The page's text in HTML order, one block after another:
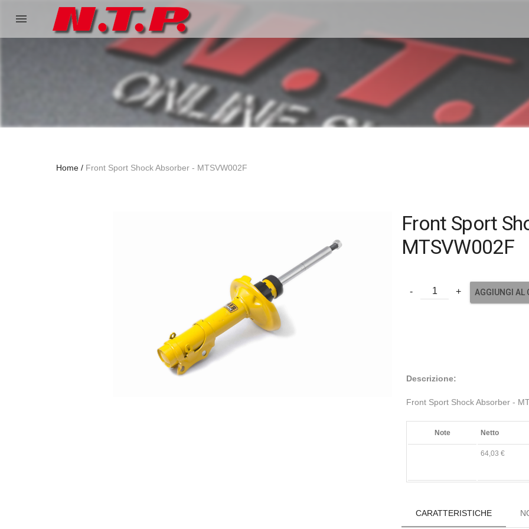
menu
Home Front Sport Shock Absorber - MTSVW002F
Front Sport
MTSVW002F
AGGIUNGI AL
Descrizione:
Front Sport Shock Absorber -
Note Netto
64,03 €
CARATTERISTICHE